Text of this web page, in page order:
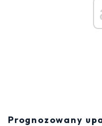
Prognozowany